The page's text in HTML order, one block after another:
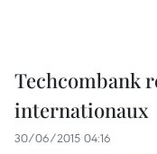
Techcombank
internationaux
30/06/2015 04:16